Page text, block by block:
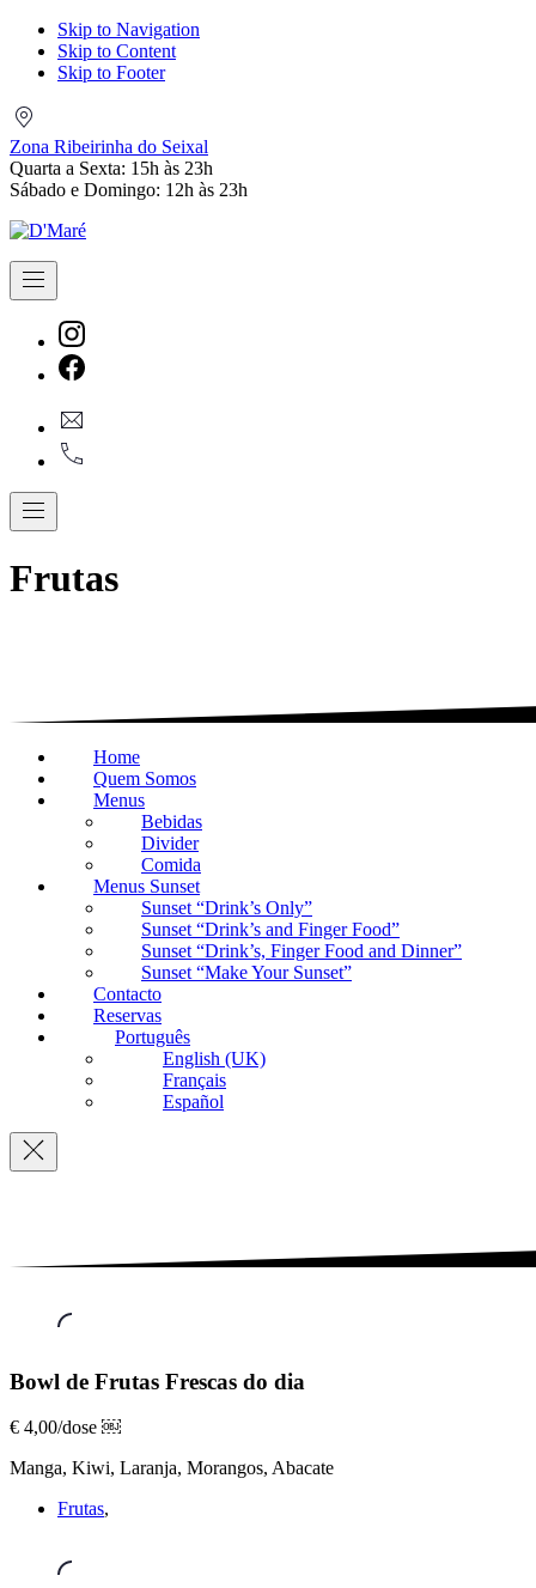
Skip to Navigation
Skip to Content
Skip to Footer
do
Seixal
Zona Ribeirinha do Seixal
Quarta a Sexta: 15h às 23h
Sábado e Domingo: 12h às 23h
Navigation
New
Window
Window
Navigation
Frutas
Home
Quem Somos
Menus
Bebidas
Divider
Comida
Menus Sunset
Sunset “Drink’s Only”
Sunset “Drink’s and Finger Food”
Sunset “Drink’s, Finger Food and Dinner”
Sunset “Make Your Sunset”
Contacto
Reservas
Português
English (UK)
Français
Español
Navigation
Frutas
Frescas,
Bowl
Frutas
do
￼
Bowl de Frutas Frescas do dia
€ 4,00/dose ￼
Manga, Kiwi, Laranja, Morangos, Abacate
Frutas,